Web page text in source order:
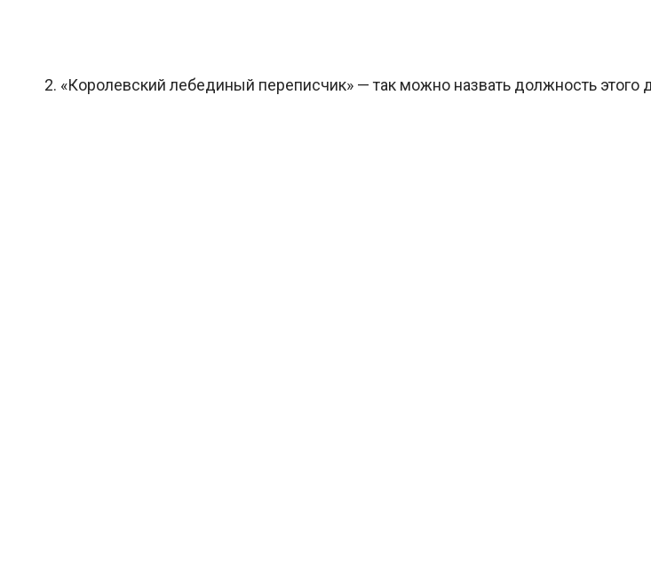
2. «Королевский лебединый переписчик» — так можно назвать должность